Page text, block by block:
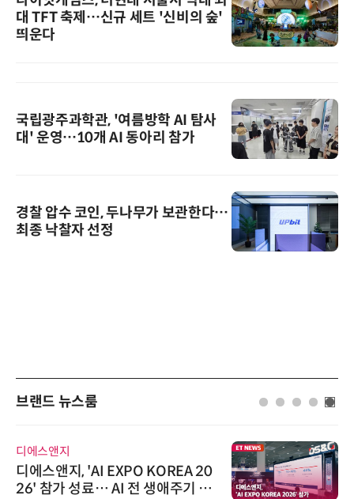
대 TFT 축제…신규 세트 '신비의 숲'
띄운다
국립광주과학관, '여름방학 AI 탐사
대' 운영…10개 AI 동아리 참가
경찰 압수 코인, 두나무가 보관한다…
최종 낙찰자 선정
브랜드 뉴스룸
씨앤에프시스템
씨앤에프시스템, 오웬스그룹과 공
공 ERP·DX 사업 협력